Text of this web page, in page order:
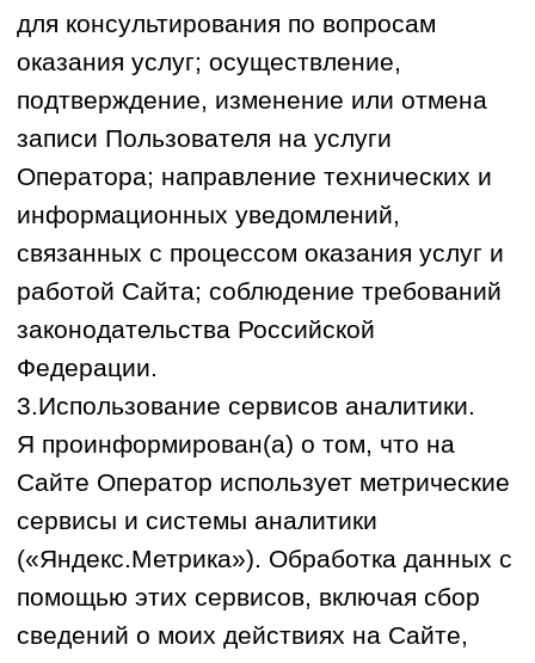
использованием метрических сервисов и
систем аналитики.
4.Перечень действий с персональными
данными:
данных Оператор вправе совершать
любые действия (операции),
предусмотренные Федеральным законом
от 27.07.2006 № 152-ФЗ «О
персональных данных», включая: сбор,
запись, систематизацию, накопление,
изменение), извлечение, использование,
передачу (предоставление, доступ),
блокирование, удаление, уничтожение
персональных данных Пользователя.
Обработка осуществляется как с
использованием средств автоматизации,
5.Срок действия согласия и порядок его
отзыва
5.1. Обработка персональных данных
продолжается до достижения целей, ради
которых они были собраны, либо до